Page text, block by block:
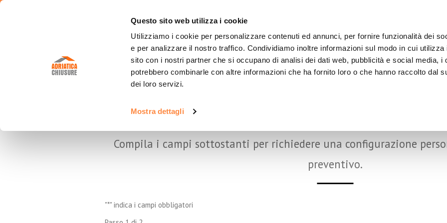
Questo sito web utilizza i cookie
Utilizziamo i cookie per personalizzare contenuti ed annunci, per fornire funzionalità dei
e per analizzare il nostro traffico. Condividiamo inoltre informazioni sul modo in cui utilizza
sito con i nostri partner che si occupano di analisi dei dati web, pubblicità e social media, i
potrebbero combinarle con altre informazioni che ha fornito loro o che hanno raccolto dal
dei loro servizi.
Mostra dettagli
Dove Lavoriamo
Europa
0733.616879
AZIENDA
Perché scegliere Adriatica
CAPANNONI
Capannoni Mobili
Capannoni retrattili
Strutture Speciali
Strutture zootecniche
Capannoni agricoli
TUNNEL
Coperture Mobili
Tunnel Mobili Indipendenti
Tunnel Mobili Frontali
Tunnel Smart
TETTOIE
Tettoie Agricole
CHIUSURE
Portoni Sezionali Industriali
SCAFFALI
Scaffali per coperture
mobili
Normative e sicurezza per
scaffalature
ALTRI
Divisori in PVC
Gazebo e
Compila i campi sottostanti per richiedere una configurazione
preventivo.
"*" indica i campi obbligatori